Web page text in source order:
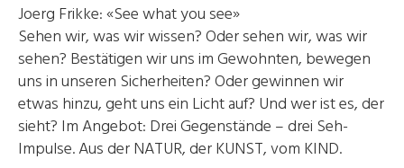
Joerg Frikke: «See what you see»
Sehen wir, was wir wissen? Oder sehen wir, was wir
sehen? Bestätigen wir uns im Gewohnten, bewegen
uns in unseren Sicherheiten? Oder gewinnen wir
etwas hinzu, geht uns ein Licht auf? Und wer ist es, der
sieht? Im Angebot: Drei Gegenstände – drei Seh-
Impulse. Aus der NATUR, der KUNST, vom KIND.